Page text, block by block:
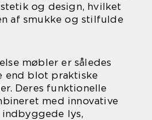
og design, hvilket
af smukke og stilfulde
møbler er således
end blot praktiske
Deres funktionelle
med innovative
lys,